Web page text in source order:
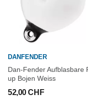
DANFENDER
Dan-Fender Aufblasbare
up Bojen Weiss
52,00 CHF